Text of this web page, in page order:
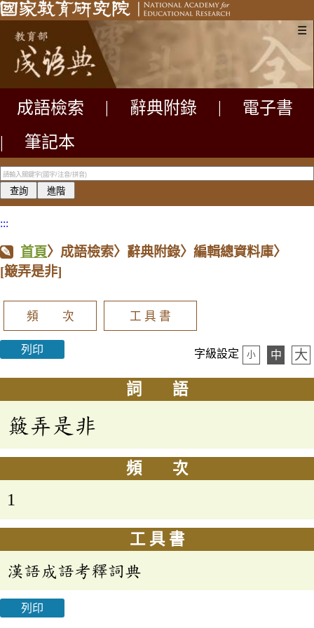
☰
成語檢索 辭典附錄
電子書
|
筆記本
:::
首頁〉成語檢索〉辭典附錄〉編輯總資料庫〉
[簸弄是非]
頻 次 工 具 書
列印 字級設定 小 中 大
詞 語
簸弄是非
頻 次
1
工 具 書
漢語成語考釋詞典
列印